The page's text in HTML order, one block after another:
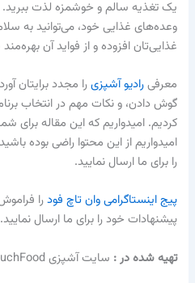
یک تغذیه سالم و خوشمزه لذت ببرید.
وعده‌های غذایی خود، می‌توانید به
غذایی‌تان افزوده و از فواید آن
معرفیرادیو آشپزیرا مجدد برایتان
گوش دادن، و نکات مهم در انتخاب
کردیم. امیدواریم که این مقاله برای
امیدواریم از این محتوا راضی بوده
را برای ما ارسال نمایید.
پیج اینستاگرامی وان تاچ فودرا
پیشنهادات خود را برای ما ارسال نمایید.
تهیه شده در :‌ سایت آشپزی 1TouchFood